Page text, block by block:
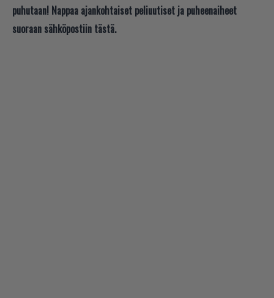
puhutaan! Nappaa ajankohtaiset peliuutiset ja puheenaiheet
suoraan sähköpostiin tästä.